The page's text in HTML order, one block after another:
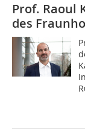
Prof. Raoul
des